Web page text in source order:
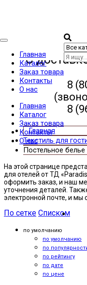
Categories
Главная
Каталог
Заказ товара
Контакты
О нас
Главная
Каталог
Заказ товара
Контакты
О нас
С
8
8
Текстиль для
Постельное белье
На этой странице
для отелей от ТД
оформить заказ, и наш
уточнения деталей.
электронной почте, и
По сетке Списком
по умолчанию
по умолчанию
по
по рейтингу
по дате
по цене